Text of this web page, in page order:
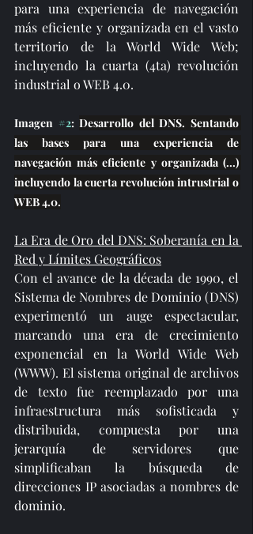
para una experiencia de navegación
más eficiente y organizada en el vasto
territorio de la World Wide Web;
incluyendo la cuarta (4ta) revolución
industrial o WEB 4.0.
Imagen #2: Desarrollo del DNS. Sentando
las bases para una experiencia de
navegación más eficiente y organizada (...)
incluyendo la cuerta revolución intrustrial o
WEB 4.0.
La Era de Oro del DNS: Soberanía en la
Red y Límites Geográficos
Con el avance de la década de 1990, el
Sistema de Nombres de Dominio (DNS)
experimentó un auge espectacular,
marcando una era de crecimiento
exponencial en la World Wide Web
(WWW). El sistema original de archivos
de texto fue reemplazado por una
infraestructura más sofisticada y
distribuida, compuesta por una
jerarquía de servidores que
simplificaban la búsqueda de
direcciones IP asociadas a nombres de
dominio.